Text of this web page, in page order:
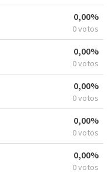
0,00%
0 votos
0,00%
0 votos
0,00%
0 votos
0,00%
0 votos
0,00%
0 votos